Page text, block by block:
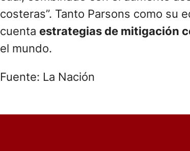
costeras”. Tanto Parsons como su
cuenta estrategias de mitigación
el mundo.
Fuente: La Nación